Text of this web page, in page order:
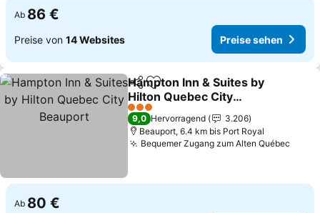
Ab 86 €
Preise von 14 Websites Preise sehen
TeilenZu Favoriten hinzufügen
Hampton Inn & Suites by
Hilton Quebec City
Beauport
Preise sehen
3 Sterne
9,0 Hervorragend
3.206
Beauport, 6.4 km bis Port Royal
Bequemer Zugang zum Alten Québec
Ab 80 €